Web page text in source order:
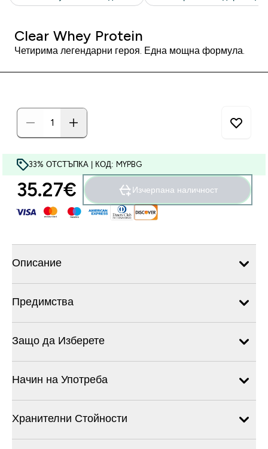
Clear Whey Protein
Четирима легендарни героя. Една мощна формула.
33% ОТСТЪПКА | КОД: MYPBG
35.27€‎ Изчерпана наличност
Описание
Предимства
Защо да Изберете
Начин на Употреба
Хранителни Стойности